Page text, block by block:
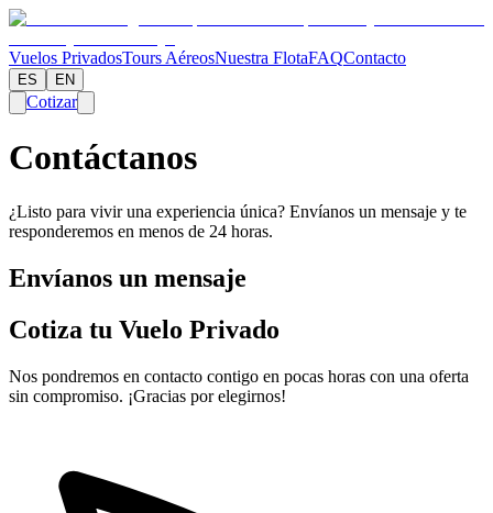
Vuelos PrivadosTours AéreosNuestra FlotaFAQContacto
ES EN
Cotizar
Contáctanos
¿Listo para vivir una experiencia única? Envíanos un mensaje y te
responderemos en menos de 24 horas.
Envíanos un mensaje
Cotiza tu Vuelo Privado
Nos pondremos en contacto contigo en pocas horas con una oferta
sin compromiso. ¡Gracias por elegirnos!